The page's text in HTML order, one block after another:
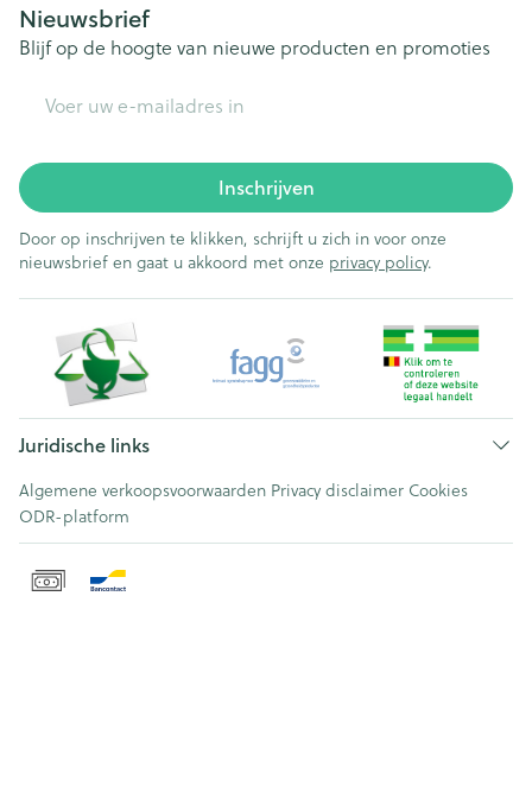
Nieuwsbrief
Blijf op de hoogte van nieuwe producten en promoties
Inschrijven
Door op inschrijven te klikken, schrijft u zich in voor onze
nieuwsbrief en gaat u akkoord met onze privacy policy.
Juridische links
Algemene verkoopsvoorwaarden Privacy disclaimer Cookies
ODR-platform